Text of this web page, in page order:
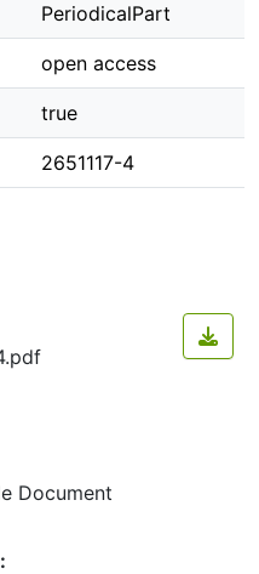
PeriodicalPart
open access
true
2651117-4
Document